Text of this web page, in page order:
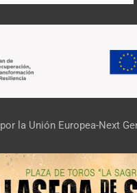
la Unión Europea-Next